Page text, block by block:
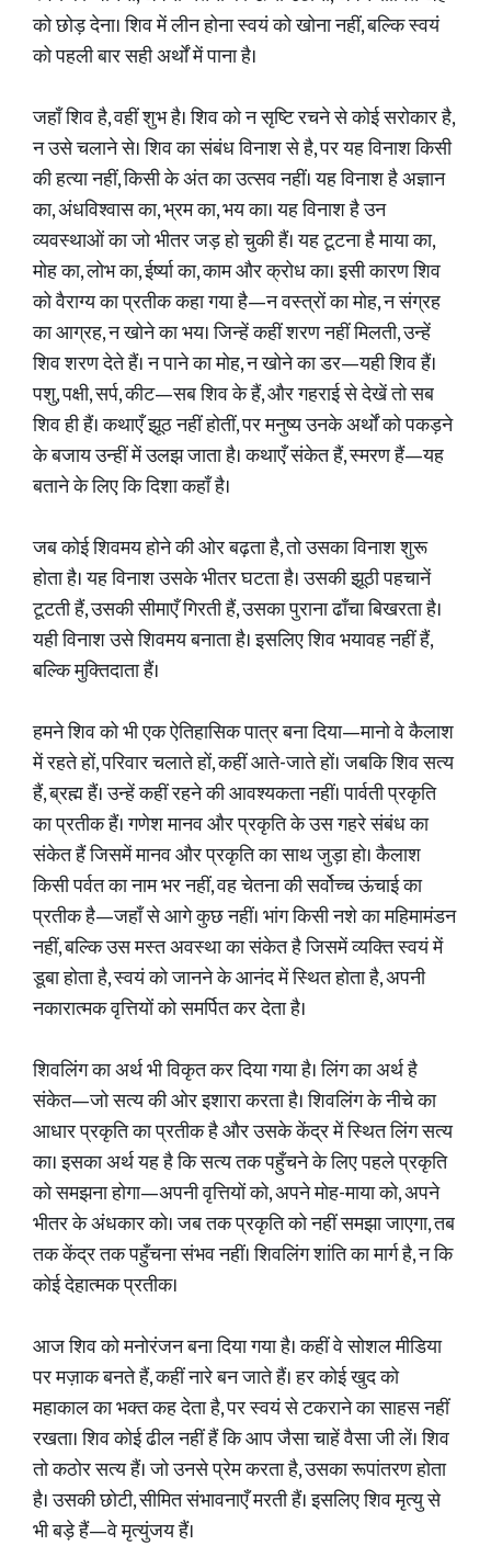
को छोड़ देना। शिव में लीन होना स्वयं को खोना नहीं, बल्कि स्वयं
को पहली बार सही अर्थों में पाना है।
जहाँ शिव है, वहीं शुभ है। शिव को न सृष्टि रचने से कोई सरोकार है,
न उसे चलाने से। शिव का संबंध विनाश से है, पर यह विनाश किसी
की हत्या नहीं, किसी के अंत का उत्सव नहीं। यह विनाश है अज्ञान
का, अंधविश्वास का, भ्रम का, भय का। यह विनाश है उन
व्यवस्थाओं का जो भीतर जड़ हो चुकी हैं। यह टूटना है माया का,
मोह का, लोभ का, ईर्ष्या का, काम और क्रोध का। इसी कारण शिव
को वैराग्य का प्रतीक कहा गया है—न वस्त्रों का मोह, न संग्रह
का आग्रह, न खोने का भय। जिन्हें कहीं शरण नहीं मिलती, उन्हें
शिव शरण देते हैं। न पाने का मोह, न खोने का डर—यही शिव हैं।
पशु, पक्षी, सर्प, कीट—सब शिव के हैं, और गहराई से देखें तो सब
शिव ही हैं। कथाएँ झूठ नहीं होतीं, पर मनुष्य उनके अर्थों को पकड़ने
के बजाय उन्हीं में उलझ जाता है। कथाएँ संकेत हैं, स्मरण हैं—यह
बताने के लिए कि दिशा कहाँ है।
जब कोई शिवमय होने की ओर बढ़ता है, तो उसका विनाश शुरू
होता है। यह विनाश उसके भीतर घटता है। उसकी झूठी पहचानें
टूटती हैं, उसकी सीमाएँ गिरती हैं, उसका पुराना ढाँचा बिखरता है।
यही विनाश उसे शिवमय बनाता है। इसलिए शिव भयावह नहीं हैं,
बल्कि मुक्तिदाता हैं।
हमने शिव को भी एक ऐतिहासिक पात्र बना दिया—मानो वे कैलाश
में रहते हों, परिवार चलाते हों, कहीं आते-जाते हों। जबकि शिव सत्य
हैं, ब्रह्म हैं। उन्हें कहीं रहने की आवश्यकता नहीं। पार्वती प्रकृति
का प्रतीक हैं। गणेश मानव और प्रकृति के उस गहरे संबंध का
संकेत हैं जिसमें मानव और प्रकृति का साथ जुड़ा हो। कैलाश
किसी पर्वत का नाम भर नहीं, वह चेतना की सर्वोच्च ऊंचाई का
प्रतीक है—जहाँ से आगे कुछ नहीं। भांग किसी नशे का महिमामंडन
नहीं, बल्कि उस मस्त अवस्था का संकेत है जिसमें व्यक्ति स्वयं में
डूबा होता है, स्वयं को जानने के आनंद में स्थित होता है, अपनी
नकारात्मक वृत्तियों को समर्पित कर देता है।
शिवलिंग का अर्थ भी विकृत कर दिया गया है। लिंग का अर्थ है
संकेत—जो सत्य की ओर इशारा करता है। शिवलिंग के नीचे का
आधार प्रकृति का प्रतीक है और उसके केंद्र में स्थित लिंग सत्य
का। इसका अर्थ यह है कि सत्य तक पहुँचने के लिए पहले प्रकृति
को समझना होगा—अपनी वृत्तियों को, अपने मोह-माया को, अपने
भीतर के अंधकार को। जब तक प्रकृति को नहीं समझा जाएगा, तब
तक केंद्र तक पहुँचना संभव नहीं। शिवलिंग शांति का मार्ग है, न कि
कोई देहात्मक प्रतीक।
आज शिव को मनोरंजन बना दिया गया है। कहीं वे सोशल मीडिया
पर मज़ाक बनते हैं, कहीं नारे बन जाते हैं। हर कोई खुद को
महाकाल का भक्त कह देता है, पर स्वयं से टकराने का साहस नहीं
रखता। शिव कोई ढील नहीं हैं कि आप जैसा चाहें वैसा जी लें। शिव
तो कठोर सत्य हैं। जो उनसे प्रेम करता है, उसका रूपांतरण होता
है। उसकी छोटी, सीमित संभावनाएँ मरती हैं। इसलिए शिव मृत्यु से
भी बड़े हैं—वे मृत्युंजय हैं।